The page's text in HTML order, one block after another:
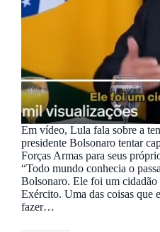
Em vídeo, Lula fala sobre a
presidente Bolsonaro tentar
Forças Armas para seus
“Todo mundo conhecia o
Bolsonaro. Ele foi um cidadão
Exército. Uma das coisas que
fazer…